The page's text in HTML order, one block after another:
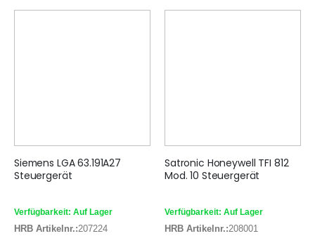
Siemens LGA 63.191A27
Steuergerät
Verfügbarkeit: Auf Lager
HRB Artikelnr.:207224
Satronic Honeywell TFI 812
Mod. 10 Steuergerät
Verfügbarkeit: Auf Lager
HRB Artikelnr.:208001